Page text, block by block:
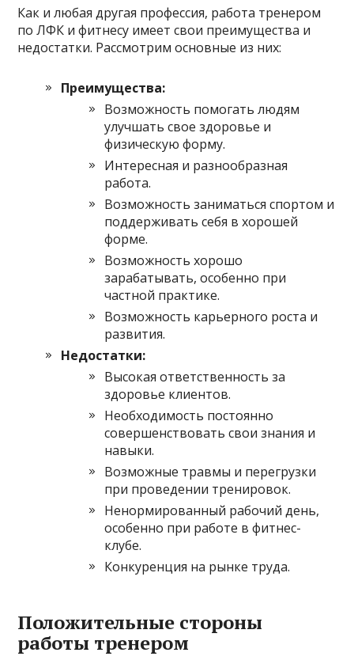
Как и любая другая профессия, работа тренером
по ЛФК и фитнесу имеет свои преимущества и
недостатки. Рассмотрим основные из них:
Преимущества:
Возможность помогать людям
улучшать свое здоровье и
физическую форму.
Интересная и разнообразная
работа.
Возможность заниматься спортом и
поддерживать себя в хорошей
форме.
Возможность хорошо
зарабатывать, особенно при
частной практике.
Возможность карьерного роста и
развития.
Недостатки:
Высокая ответственность за
здоровье клиентов.
Необходимость постоянно
совершенствовать свои знания и
навыки.
Возможные травмы и перегрузки
при проведении тренировок.
Ненормированный рабочий день,
особенно при работе в фитнес-
клубе.
Конкуренция на рынке труда.
Положительные стороны
работы тренером